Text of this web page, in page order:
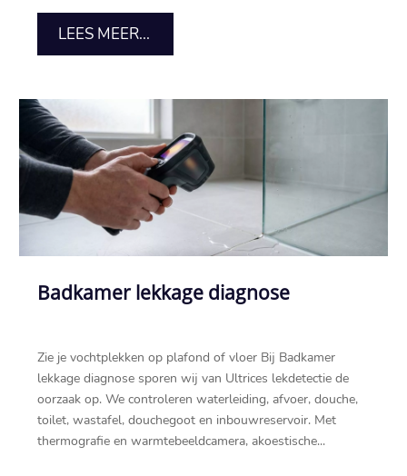
LEES MEER...
Badkamer lekkage diagnose
Zie je vochtplekken op plafond of vloer Bij Badkamer
lekkage diagnose sporen wij van Ultrices lekdetectie de
oorzaak op.​ We controleren waterleiding, afvoer, douche,
toilet, wastafel, douchegoot en inbouwreservoir.​ Met
thermografie en warmtebeeldcamera, akoestische...